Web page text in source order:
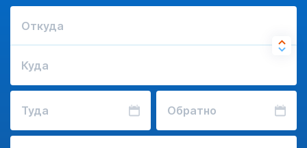
Откуда
Куда
Туда Обратно